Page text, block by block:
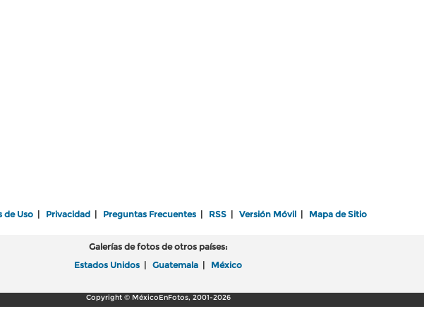
de Uso Privacidad Preguntas Frecuentes RSS Versión Móvil Mapa de Sitio
Galerías de fotos de otros países:
Estados Unidos
Guatemala México
Copyright © MéxicoEnFotos, 2001-2026